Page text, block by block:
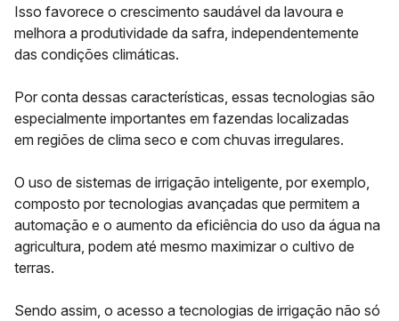
Isso favorece o crescimento saudável da lavoura e
melhora a produtividade da safra, independentemente
das condições climáticas.
Por conta dessas características, essas tecnologias são
especialmente importantes em fazendas localizadas
em regiões de clima seco e com chuvas irregulares.
O uso de sistemas de irrigação inteligente, por exemplo,
composto por tecnologias avançadas que permitem a
automação e o aumento da eficiência do uso da água na
agricultura, podem até mesmo maximizar o cultivo de
terras.
Sendo assim, o acesso a tecnologias de irrigação não só